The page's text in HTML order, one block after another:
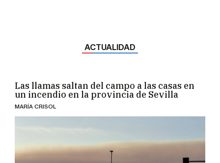
ACTUALIDAD
Las llamas saltan del campo a las casas en
un incendio en la provincia de Sevilla
MARÍA CRISOL